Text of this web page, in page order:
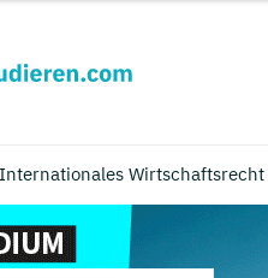
Wirtschaftsrecht